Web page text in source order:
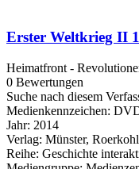
Erster Weltkrieg II
Heimatfront -
0 Bewertungen
Suche nach diesem
Medienkennzeichen:
Jahr: 2014
Verlag: Münster,
Reihe: Geschichte